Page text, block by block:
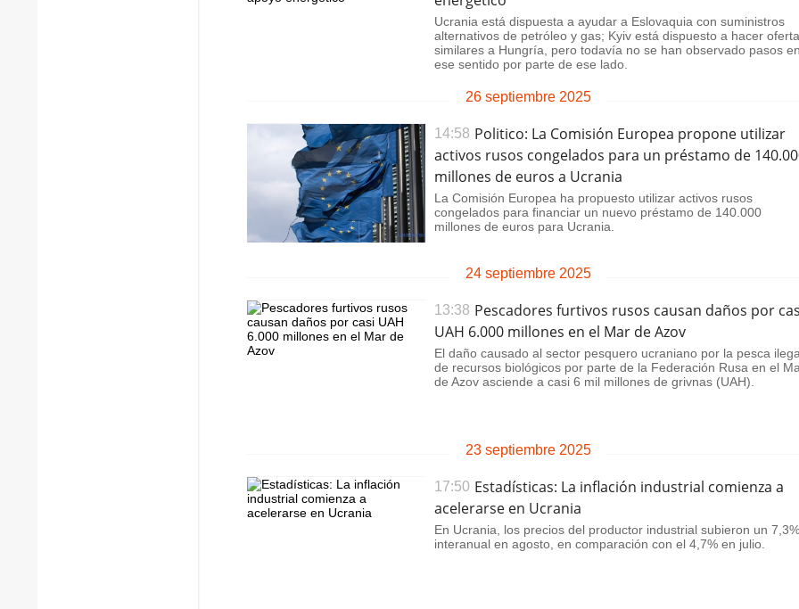
Ucrania está dispuesta a ayudar a Eslovaquia con suministros
alternativos de petróleo y gas; Kyiv está dispuesto a hacer
similares a Hungría, pero todavía no se han observado pasos
ese sentido por parte de ese lado.
26 septiembre 2025
14:58 Politico: La Comisión Europea propone utilizar
activos rusos congelados para un préstamo de
millones de euros a Ucrania
La Comisión Europea ha propuesto utilizar activos rusos
congelados para financiar un nuevo préstamo de 140.000
millones de euros para Ucrania.
24 septiembre 2025
13:38 Pescadores furtivos rusos causan daños por
UAH 6.000 millones en el Mar de Azov
El daño causado al sector pesquero ucraniano por la pesca
de recursos biológicos por parte de la Federación Rusa en el
de Azov asciende a casi 6 mil millones de grivnas (UAH).
23 septiembre 2025
17:50 Estadísticas: La inflación industrial comienza a
acelerarse en Ucrania
En Ucrania, los precios del productor industrial subieron un 7,3%
interanual en agosto, en comparación con el 4,7% en julio.